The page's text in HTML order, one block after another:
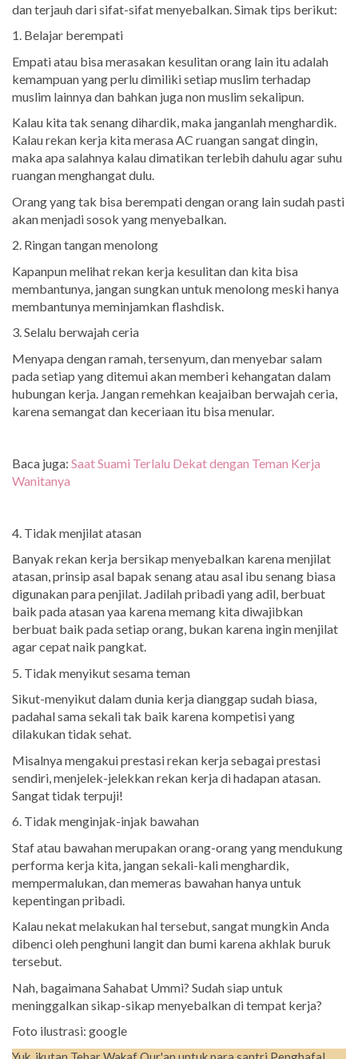
dan terjauh dari sifat-sifat menyebalkan. Simak tips berikut:
1. Belajar berempati
Empati atau bisa merasakan kesulitan orang lain itu adalah
kemampuan yang perlu dimiliki setiap muslim terhadap
muslim lainnya dan bahkan juga non muslim sekalipun.
Kalau kita tak senang dihardik, maka janganlah menghardik.
Kalau rekan kerja kita merasa AC ruangan sangat dingin,
maka apa salahnya kalau dimatikan terlebih dahulu agar suhu
ruangan menghangat dulu.
Orang yang tak bisa berempati dengan orang lain sudah pasti
akan menjadi sosok yang menyebalkan.
2. Ringan tangan menolong
Kapanpun melihat rekan kerja kesulitan dan kita bisa
membantunya, jangan sungkan untuk menolong meski hanya
membantunya meminjamkan flashdisk.
3. Selalu berwajah ceria
Menyapa dengan ramah, tersenyum, dan menyebar salam
pada setiap yang ditemui akan memberi kehangatan dalam
hubungan kerja. Jangan remehkan keajaiban berwajah ceria,
karena semangat dan keceriaan itu bisa menular.
Baca juga: Saat Suami Terlalu Dekat dengan Teman Kerja
Wanitanya
4. Tidak menjilat atasan
Banyak rekan kerja bersikap menyebalkan karena menjilat
atasan, prinsip asal bapak senang atau asal ibu senang biasa
digunakan para penjilat. Jadilah pribadi yang adil, berbuat
baik pada atasan yaa karena memang kita diwajibkan
berbuat baik pada setiap orang, bukan karena ingin menjilat
agar cepat naik pangkat.
5. Tidak menyikut sesama teman
Sikut-menyikut dalam dunia kerja dianggap sudah biasa,
padahal sama sekali tak baik karena kompetisi yang
dilakukan tidak sehat.
Misalnya mengakui prestasi rekan kerja sebagai prestasi
sendiri, menjelek-jelekkan rekan kerja di hadapan atasan.
Sangat tidak terpuji!
6. Tidak menginjak-injak bawahan
Staf atau bawahan merupakan orang-orang yang mendukung
performa kerja kita, jangan sekali-kali menghardik,
mempermalukan, dan memeras bawahan hanya untuk
kepentingan pribadi.
Kalau nekat melakukan hal tersebut, sangat mungkin Anda
dibenci oleh penghuni langit dan bumi karena akhlak buruk
tersebut.
Nah, bagaimana Sahabat Ummi? Sudah siap untuk
meninggalkan sikap-sikap menyebalkan di tempat kerja?
Foto ilustrasi: google